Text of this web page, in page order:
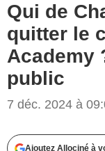
Qui de
quitter le
Academy
public
7 déc. 2024 à
Ajoutez Allociné à